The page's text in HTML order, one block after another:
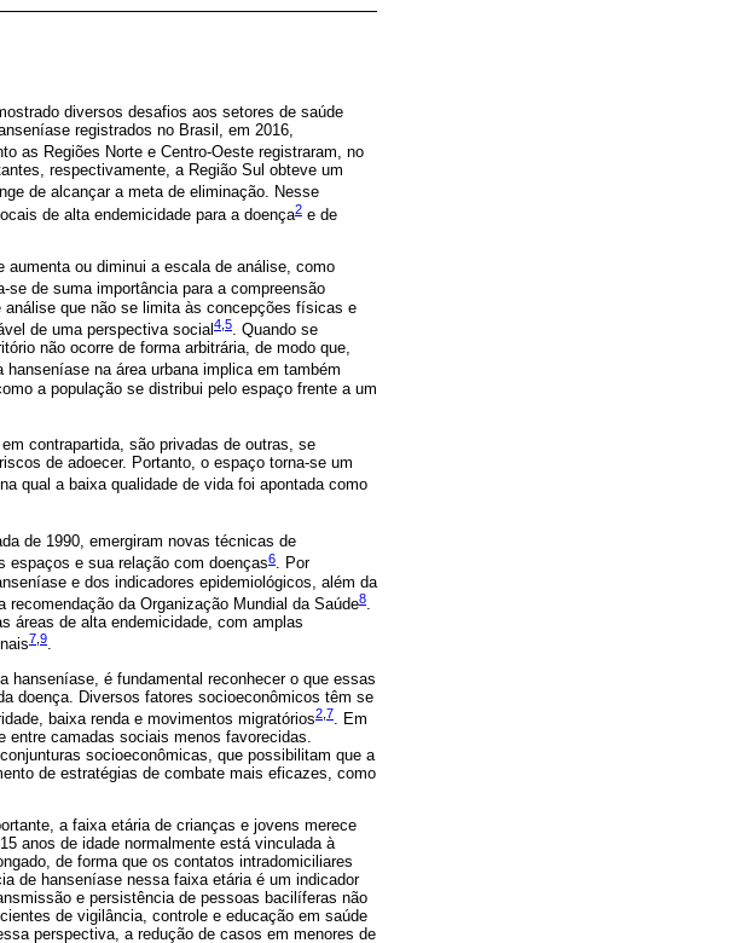
diversos desafios aos setores de saúde
registrados no Brasil, em 2016,
as Regiões Norte e Centro-Oeste registraram, no
respectivamente, a Região Sul obteve um
de alcançar a meta de eliminação. Nesse
de alta endemicidade para a doença2 e de
aumenta ou diminui a escala de análise, como
de suma importância para a compreensão
que não se limita às concepções físicas e
de uma perspectiva social4 5. Quando se
não ocorre de forma arbitrária, de modo que,
na área urbana implica em também
a população se distribui pelo espaço frente a um
contrapartida, são privadas de outras, se
de adoecer. Portanto, o espaço torna-se um
qual a baixa qualidade de vida foi apontada como
de 1990, emergiram novas técnicas de
espaços e sua relação com doenças6. Por
e dos indicadores epidemiológicos, além da
da Organização Mundial da Saúde8
áreas de alta endemicidade, com amplas
7 9.
hanseníase, é fundamental reconhecer o que essas
doença. Diversos fatores socioeconômicos têm se
baixa renda e movimentos migratórios2 7
. Em
camadas sociais menos favorecidas.
socioeconômicas, que possibilitam que a
de estratégias de combate mais eficazes, como
a faixa etária de crianças e jovens merece
anos de idade normalmente está vinculada à
de forma que os contatos intradomiciliares
de hanseníase nessa faixa etária é um indicador
e persistência de pessoas bacilíferas não
de vigilância, controle e educação em saúde
perspectiva, a redução de casos em menores de